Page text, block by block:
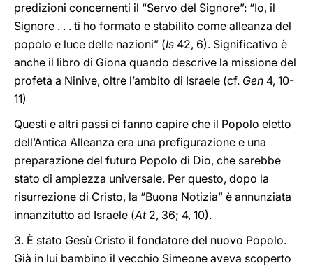
predizioni concernenti il “Servo del Signore”: “Io, il
Signore . . . ti ho formato e stabilito come alleanza del
popolo e luce delle nazioni” (Is 42, 6). Significativo è
anche il libro di Giona quando descrive la missione del
profeta a Ninive, oltre l’ambito di Israele (cf. Gen 4, 10-
11)
Questi e altri passi ci fanno capire che il Popolo eletto
dell’Antica Alleanza era una prefigurazione e una
preparazione del futuro Popolo di Dio, che sarebbe
stato di ampiezza universale. Per questo, dopo la
risurrezione di Cristo, la “Buona Notizia” è annunziata
innanzitutto ad Israele (At2, 36; 4, 10).
3. È stato Gesù Cristo il fondatore del nuovo Popolo.
Già in lui bambino il vecchio Simeone aveva scoperto